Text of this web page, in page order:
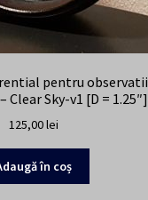
pentru observatii
Sky-v1 [D = 1.25″]
125,00lei
în coș